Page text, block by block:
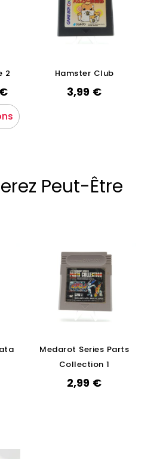
2
€
Hamster Club
3,99 €
Peut-Être
Medarot Series Parts
Collection 1
2,99 €